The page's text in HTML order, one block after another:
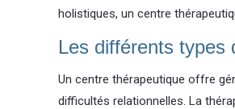
holistiques, un centre
Les différents types
Un centre thérapeutique offre
difficultés relationnelles. La